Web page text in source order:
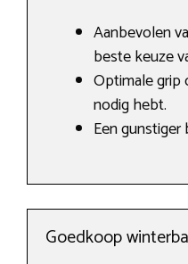
Aanbevolen
beste keuze
Optimale
nodig hebt.
Een
Goedkoop